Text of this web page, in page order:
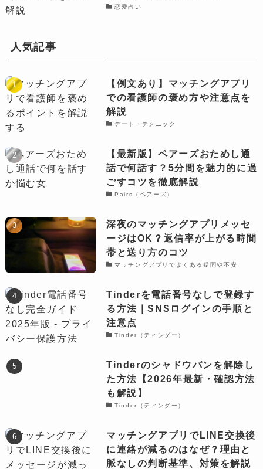
恋愛占い
人気記事
【例文あり】マッチングアプリ
での看護師の褒め方や注意点を
解説
デート・テクニック
【最新版】ペアーズおためし通
話で何話す？5分間を魅力的に過
ごすコツを徹底解説
Pairs（ペアーズ）
深夜のマッチングアプリメッセ
ージはOK？返信率が上がる時間
帯と送り方のコツ
マッチングアプリでよくある疑問や不安
Tinderを電話番号なしで登録す
る方法｜SNSログインの手順と
注意点
Tinder（ティンダー）
Tinderのシャドウバンを解除し
た方法【2026年最新・確認方法
も解説】
Tinder（ティンダー）
マッチングアプリでLINE交換後
に連絡が減るのはなぜ？理由と
脈なしの判断基準、対策を解説